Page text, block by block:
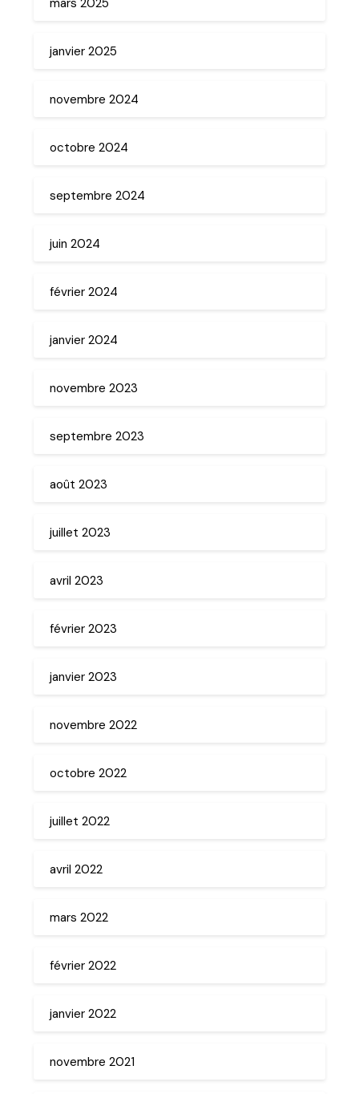
janvier 2025
novembre 2024
octobre 2024
septembre 2024
juin 2024
février 2024
janvier 2024
novembre 2023
septembre 2023
août 2023
juillet 2023
avril 2023
février 2023
janvier 2023
novembre 2022
octobre 2022
juillet 2022
avril 2022
mars 2022
février 2022
janvier 2022
novembre 2021